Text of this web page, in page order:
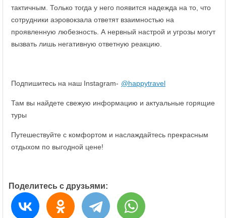
тактичным. Только тогда у него появится надежда на то, что
сотрудники аэровокзала ответят взаимностью на
проявленную любезность. А нервный настрой и угрозы могут
вызвать лишь негативную ответную реакцию.
Подпишитесь на наш Instagram- @happytravel
Там вы найдете свежую информацию и актуальные горящие
туры
Путешествуйте с комфортом и наслаждайтесь прекрасным
отдыхом по выгодной цене!
Поделитесь с друзьями: